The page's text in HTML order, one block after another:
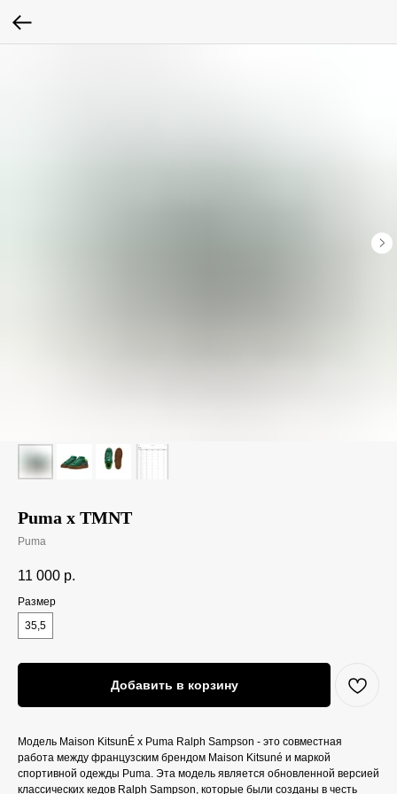
Puma x TMNT
Puma
11 000 р.
Размер
35,5
Добавить в корзину
Модель Maison KitsunÉ x Puma Ralph Sampson - это совместная
работа между французским брендом Maison Kitsuné и маркой
спортивной одежды Puma. Эта модель является обновленной версией
классических кедов Ralph Sampson, которые были созданы в честь